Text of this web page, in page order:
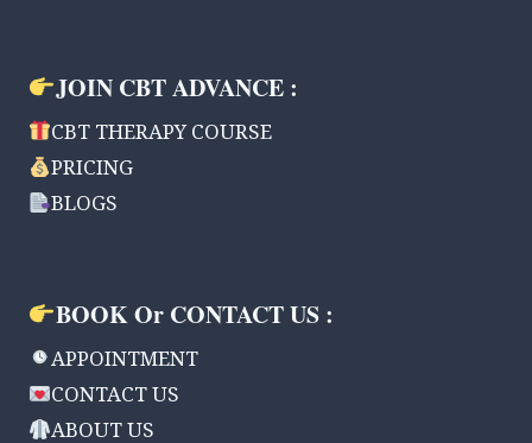
से
हो
JOIN CBT ADVANCE :
CBT THERAPY COURSE
PRICING
BLOGS
BOOK Or CONTACT US :
APPOINTMENT
CONTACT US
ABOUT US